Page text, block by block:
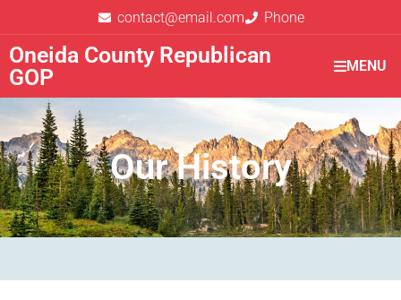
contact@email.com Phone
Oneida County Republican
GOP
MENU
Our History